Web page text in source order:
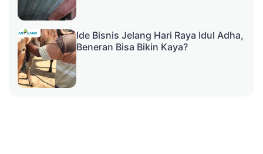
Ide Bisnis Jelang Hari Raya Idul Adha,
Beneran Bisa Bikin Kaya?